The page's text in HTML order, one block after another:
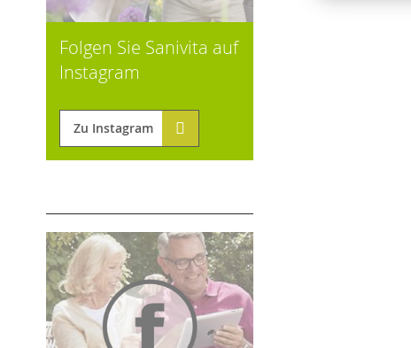
Folgen Sie Sanivita auf
Instagram
Zu Instagram